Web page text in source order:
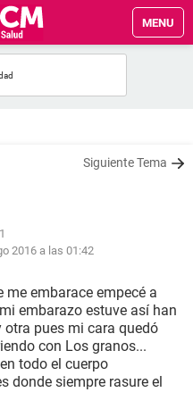
MENU
Siguiente Tema
2016 a las 01:42
me embarace empecé a
embarazo estuve así han
pues mi cara quedó
con Los granos...
todo el cuerpo
donde siempre rasure el